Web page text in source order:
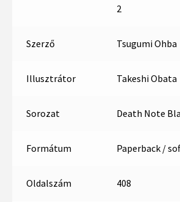
2
Szerző Tsugumi Ohba
Illusztrátor Takeshi Obata
Sorozat Death Note
Formátum Paperback /
Oldalszám 408